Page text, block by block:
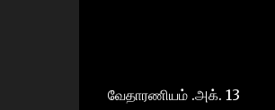
வேதாரணியம் .அக். 13